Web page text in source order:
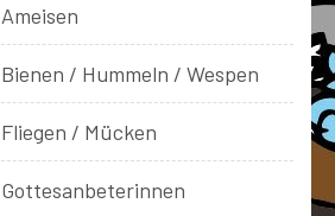
Ameisen
Bienen / Hummeln / Wespen
Fliegen / Mücken
Gottesanbeterinnen